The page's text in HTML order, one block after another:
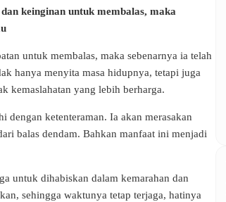
keinginan untuk membalas, maka
untuk membalas, maka sebenarnya ia telah
hanya menyita masa hidupnya, tetapi juga
kemaslahatan yang lebih berharga.
dengan ketenteraman. Ia akan merasakan
balas dendam. Bahkan manfaat ini menjadi
untuk dihabiskan dalam kemarahan dan
sehingga waktunya tetap terjaga, hatinya